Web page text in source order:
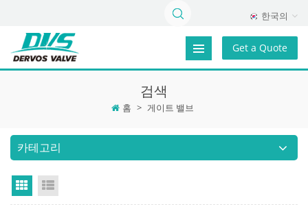
한국의
Get a Quote
검색
홈 > 게이트 밸브
카테고리
Grid View